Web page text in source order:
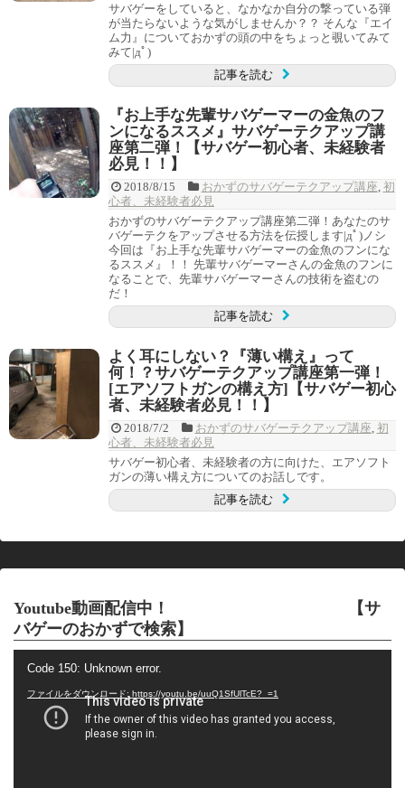
サバゲーをしていると、なかなか自分の撃っている弾
が当たらないような気がしませんか？？ そんな『エイ
ム力』についておかずの頭の中をちょっと覗いてみて
みて|дﾟ)
記事を読む
『お上手な先輩サバゲーマーの金魚のフ
ンになるススメ』サバゲーテクアップ講
座第二弾！【サバゲー初心者、未経験者
必見！！】
2018/8/15 おかずのサバゲーテクアップ講座 初
心者、未経験者必見
おかずのサバゲーテクアップ講座第二弾！あなたのサ
バゲーテクをアップさせる方法を伝授します|дﾟ)ノシ
今回は『お上手な先輩サバゲーマーの金魚のフンにな
るススメ』！！ 先輩サバゲーマーさんの金魚のフンに
なることで、先輩サバゲーマーさんの技術を盗むの
だ！
記事を読む
よく耳にしない？『薄い構え』って
何！？サバゲーテクアップ講座第一弾！
[エアソフトガンの構え方]【サバゲー初心
者、未経験者必見！！】
2018/7/2 おかずのサバゲーテクアップ講座 初
心者、未経験者必見
サバゲー初心者、未経験者の方に向けた、エアソフト
ガンの薄い構え方についてのお話しです。
記事を読む
Youtube動画配信中！ 【サ
バゲーのおかずで検索】
Code 150: Unknown error.
ファイルをダウンロード: https://youtu.be/uuQ1SfUlTcE?_=1